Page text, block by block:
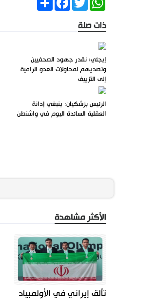
ذات صلة
إيجئي: نقدر جهود الصحفيين
وتصديهم لمحاولات العدو الرامية
إلى التزييف
الرئيس بزشكيان: ينبغي إدانة
العقلية السائدة اليوم في واشنطن
الأكثر مشاهدة
تألق إيراني في الأولمبياد